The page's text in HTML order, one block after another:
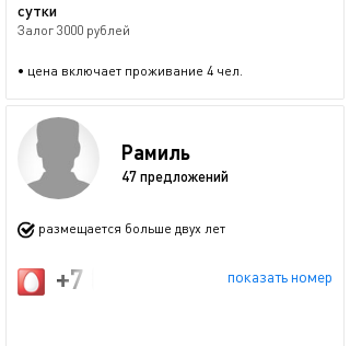
сутки
Залог 3000 рублей
• цена включает проживание 4 чел.
Рамиль
47 предложений
размещается больше двух лет
показать номер
+7 (917) 914-57-73